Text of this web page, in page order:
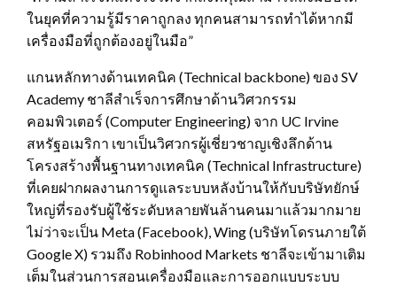
ในยุคที่ความรู้มีราคาถูกลง ทุกคนสามารถทำได้หากมี
เครื่องมือที่ถูกต้องอยู่ในมือ”
แกนหลักทางด้านเทคนิค (Technical backbone) ของ SV
Academy ชาลีสำเร็จการศึกษาด้านวิศวกรรม
คอมพิวเตอร์ (Computer Engineering) จาก UC Irvine
สหรัฐอเมริกา เขาเป็นวิศวกรผู้เชี่ยวชาญเชิงลึกด้าน
โครงสร้างพื้นฐานทางเทคนิค (Technical Infrastructure)
ที่เคยฝากผลงานการดูแลระบบหลังบ้านให้กับบริษัทยักษ์
ใหญ่ที่รองรับผู้ใช้ระดับหลายพันล้านคนมาแล้วมากมาย
ไม่ว่าจะเป็น Meta (Facebook), Wing (บริษัทโดรนภายใต้
Google X) รวมถึง Robinhood Markets ชาลีจะเข้ามาเติม
เต็มในส่วนการสอนเครื่องมือและการออกแบบระบบ